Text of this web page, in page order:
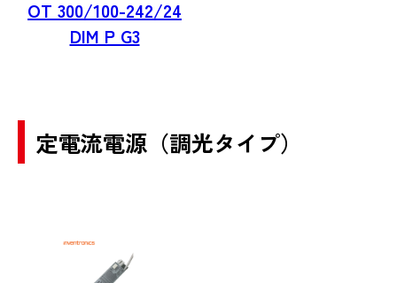
OT 300/100-242/24
DIM P G3
定電流電源（調光タイプ）